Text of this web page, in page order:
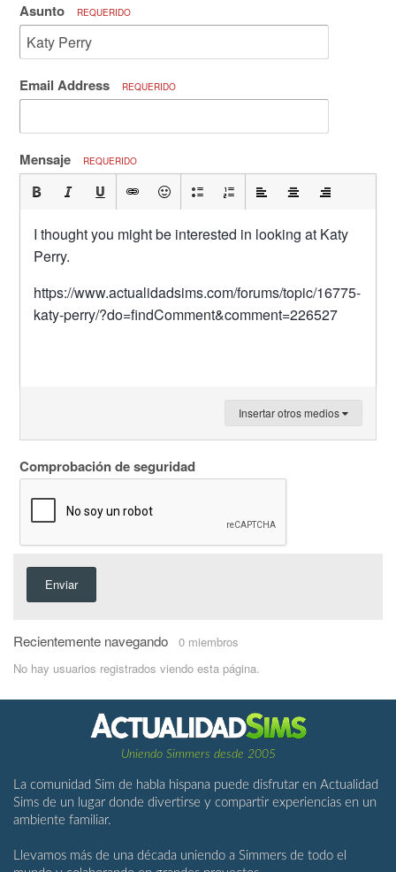
Asunto REQUERIDO
Email Address REQUERIDO
Mensaje REQUERIDO
I thought you might be interested in looking at Katy
Perry.
https://www.actualidadsims.com/forums/topic/16775-
katy-perry/?do=findComment&comment=226527
Insertar otros medios
Comprobación de seguridad
Enviar
Recientemente navegando 0 miembros
No hay usuarios registrados viendo esta página.
Uniendo Simmers desde 2005
La comunidad Sim de habla hispana puede disfrutar en Actualidad
Sims de un lugar donde divertirse y compartir experiencias en un
ambiente familiar.
Llevamos más de una década uniendo a Simmers de todo el